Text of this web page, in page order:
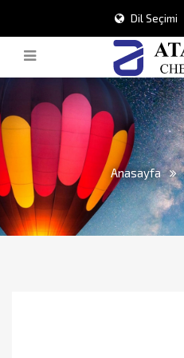
Dil Seçimi
Anasayfa